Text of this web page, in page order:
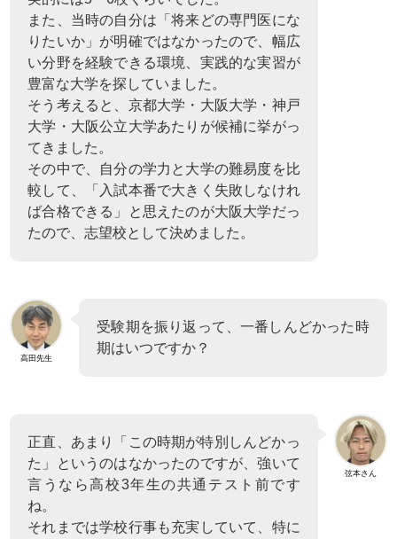
また、当時の自分は「将来どの専門医にな
りたいか」が明確ではなかったので、幅広
い分野を経験できる環境、実践的な実習が
豊富な大学を探していました。
そう考えると、京都大学・大阪大学・神戸
大学・大阪公立大学あたりが候補に挙がっ
てきました。
その中で、自分の学力と大学の難易度を比
較して、「入試本番で大きく失敗しなけれ
ば合格できる」と思えたのが大阪大学だっ
たので、志望校として決めました。
高田先生
受験期を振り返って、一番しんどかった時
期はいつですか？
弦本さん
正直、あまり「この時期が特別しんどかっ
た」というのはなかったのですが、強いて
言うなら高校3年生の共通テスト前です
ね。
それまでは学校行事も充実していて、特に